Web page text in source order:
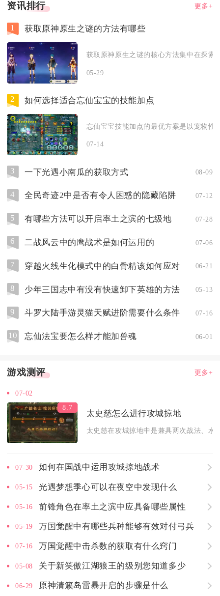
资讯排行 更多+
1 获取原神原生之谜的方法有哪些
获取原神原生之谜的核心方法集中在探索
05-29
2 如何选择适合忘仙宝宝的技能加点
忘仙宝宝技能加点的最优方案是以宠物性
07-14
3 一下光遇小南瓜的获取方式 08-09
4 全民奇迹2中是否有令人困惑的隐藏陷阱 07-12
5 有哪些方法可以开启率土之滨的七级地 07-28
6 二战风云中的鹰战术是如何运用的 07-06
7 穿越火线生化模式中的白骨精该如何应对 06-21
8 少年三国志中有没有快速卸下英雄的方法 05-13
9 斗罗大陆手游灵猫天赋进阶需要什么条件 07-16
10 忘仙法宝要怎么样才能加兽魂 06-01
游戏测评 更多+
07-02
8.7
太史慈怎么进行攻城掠地
太史慈在攻城掠地中是兼具两次战法、水
07-30 如何在国战中运用攻城掠地战术
05-15 光遇梦想季心可以在夜空中发现什么
05-16 前锋角色在率土之滨中应具备哪些属性
05-19 万国觉醒中有哪些兵种能够有效对付弓兵
07-16 万国觉醒中击杀数的获取有什么窍门
05-08 关于新笑傲江湖狼王的级别您知道多少
06-29 原神清籁岛雷暴开启的步骤是什么